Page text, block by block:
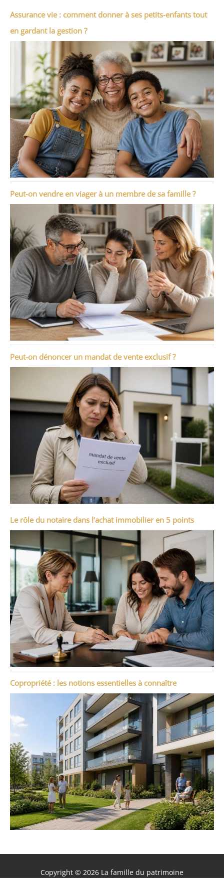
Assurance vie : comment donner à ses petits-enfants tout
en gardant la gestion ?
Peut-on vendre en viager à un membre de sa famille ?
Peut-on dénoncer un mandat de vente exclusif ?
Le rôle du notaire dans l’achat immobilier en 5 points
Copropriété : les notions essentielles à connaître
Copyright © 2026 La famille du patrimoine